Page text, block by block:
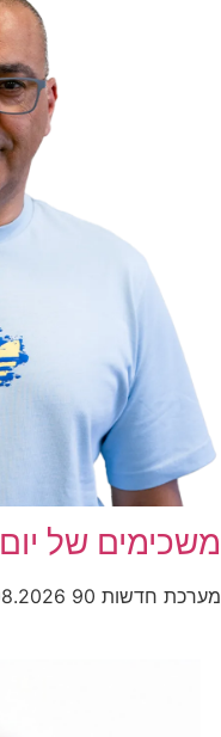
משכימים של
מערכת חדשות 90